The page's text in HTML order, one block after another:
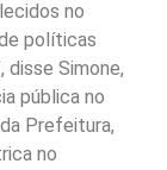
no
políticas
disse Simone,
pública no
Prefeitura,
no